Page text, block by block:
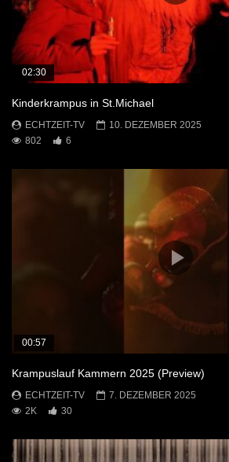
02:30
Kinderkrampus in St.Michael
ECHTZEIT-TV
10. DEZEMBER 2025
802
6
00:57
Krampuslauf Kammern 2025 (Preview)
ECHTZEIT-TV
7. DEZEMBER 2025
2K
30